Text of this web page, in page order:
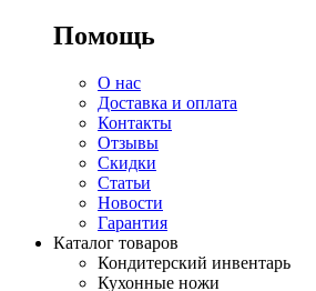
Помощь
О нас
Доставка и оплата
Контакты
Отзывы
Скидки
Статьи
Новости
Гарантия
Каталог товаров
Кондитерский инвентарь
Кухонные ножи